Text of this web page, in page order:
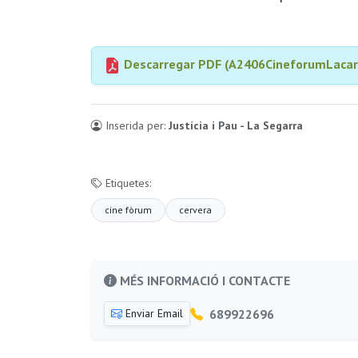
Descarregar PDF
Inserida per: Justícia i Pau - La Segarra
Etiquetes:
cine fòrum cervera
MÉS INFORMACIÓ I CONTACTE
Enviar Email 689922696